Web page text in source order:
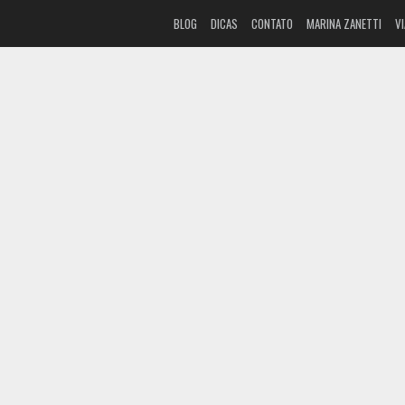
BLOG DICAS CONTATO MARINA ZANETTI